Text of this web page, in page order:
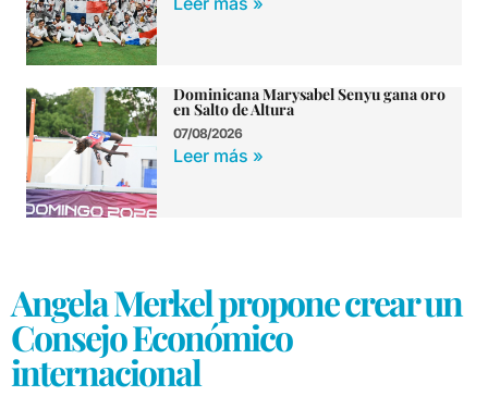
Dominicana Marysabel Senyu gana oro
en Salto de Altura
07/08/2026
Leer más »
Angela Merkel propone crear un
Consejo Económico
internacional